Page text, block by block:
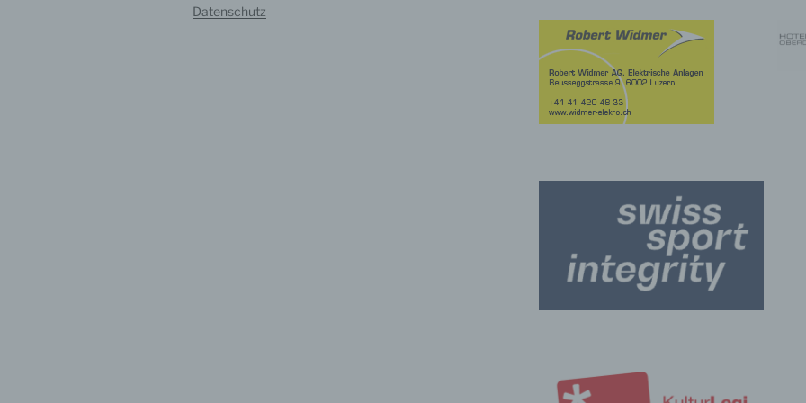
Datenschutz
ausgeführte Vorgang oder jede solche Vorgangsreihe im
mit personenbezogenen Daten wie das Erheben, das Erfassen, die
Organisation, das Ordnen, die Speicherung, die Anpassung oder
Veränderung, das Auslesen, das Abfragen, die Verwendung, die
Offenlegung durch Übermittlung, Verbreitung oder eine andere Form
Bereitstellung, den Abgleich oder die Verknüpfung, die
Einschränkung der Verarbeitung ist die Markierung gespeicherter
personenbezogener Daten mit dem Ziel, ihre künftige Verarbeitung
Arbeitsleistung, wirtschaftlicher Lage, Gesundheit, persönlicher
Interessen, Zuverlässigkeit, Verhalten, Aufenthaltsort oder